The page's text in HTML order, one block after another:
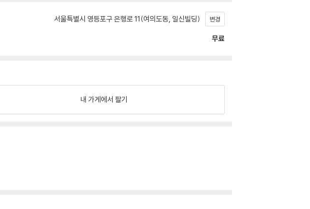
서울특별시 영등포구 은행로 11(여의도동, 일신빌딩) 변경
무료
내 가게에서 팔기